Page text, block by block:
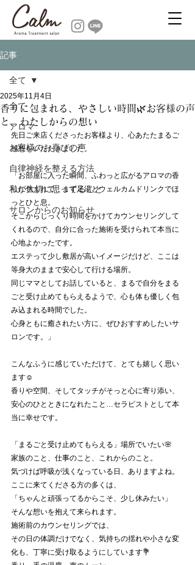
記事
全て
アロマ
お客様のお喜びの声
自律神経を整える方法
私が大切に思ってること
サロンからのお知らせ
全て
香りに包まれる、やさしい時間🌿お客様の声
と、わたしからの想い
2025年11月4日
先日ご来店くださったお客様より、心あたたまるご
感想をいただきました。
「お部屋に入った瞬間、ふわっと広がるアロマの香
りに包まれて、まず足湯とウェルカムドリンクでほ
っとひと息。
そこからじっくり時間をかけてカウンセリングして
くれるので、自分に合った施術を受けられて本当に
心地よかったです。
エステって少し敷居が高いイメージだけど、ここは
等身大のままで安心して行ける場所。
同じママとしてお話していると、まるで自分をまる
ごと受け止めてもらえるようで、心も体も優しく包
み込まれる時間でした。
心身ともに癒されたい方に、ぜひおすすめしたいサ
ロンです。」
こんなふうに感じていただけて、とても嬉しく思い
ます☺️
香りや空間、そしてタッチがそっと心に寄り添い、
安心のひとときになれたこと…セラピストとして本
当に幸せです。
「まるごと受け止めてもらえる」場所でいたい🌸
家族のこと、仕事のこと、これからのこと。
気づけば呼吸が浅くなっている日、ありますよね。
ここに来てくださる方の多くは、
「ちゃんと頑張ってるからこそ、少し休みたい」
そんな想いを抱えて来られます。
施術前のカウンセリングでは、
その日の体調だけでなく、気持ちの揺れや小さな変
化も、丁寧に受け取るようにしています💐